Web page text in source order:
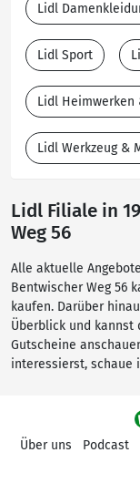
Lidl
Lidl Sport
Lidl Heimwerken
Lidl Werkzeug &
Lidl Filiale in
Weg 56
Alle aktuelle
Bentwischer Weg 56
kaufen. Darüber
Überblick und kannst
Gutscheine
interessierst, schaue
Über uns Podcast